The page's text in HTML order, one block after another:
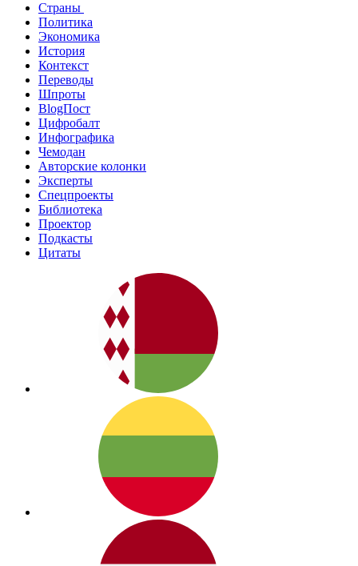
Страны
Политика
Экономика
История
Контекст
Переводы
Шпроты
BlogПост
Цифробалт
Инфографика
Чемодан
Авторские колонки
Эксперты
Спецпроекты
Библиотека
Проектор
Подкасты
Цитаты